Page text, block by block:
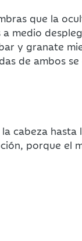
que la
medio
y granate
de ambos
cabeza hasta
porque el